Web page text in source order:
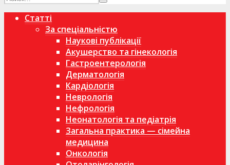
Статті
За спеціальністю
Наукові публікації
Акушерство та гінекологія
Гастроентерологія
Дерматологія
Кардіологія
Неврологія
Нефрологія
Неонатологія та педіатрія
Загальна практика — сімейна
медицина
Онкологія